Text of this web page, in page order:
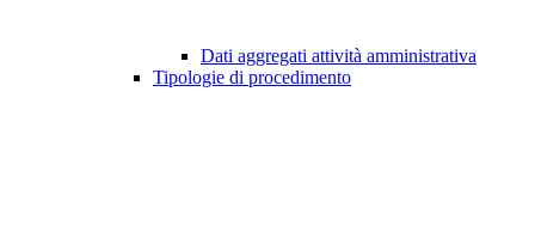
Dati aggregati attività amministrativa
Tipologie di procedimento